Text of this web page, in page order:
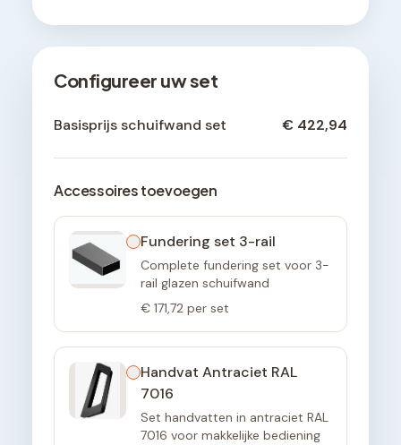
Configureer uw set
Basisprijs schuifwand set € 422,94
Accessoires toevoegen
Fundering set 3-rail
Complete fundering set voor 3-
rail glazen schuifwand
€ 171,72 per set
Handvat Antraciet RAL
7016
Set handvatten in antraciet RAL
7016 voor makkelijke bediening